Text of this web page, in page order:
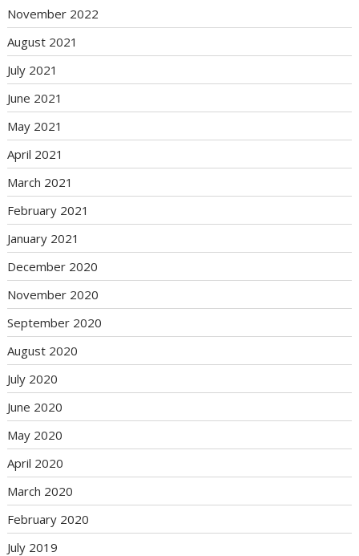
November 2022
August 2021
July 2021
June 2021
May 2021
April 2021
March 2021
February 2021
January 2021
December 2020
November 2020
September 2020
August 2020
July 2020
June 2020
May 2020
April 2020
March 2020
February 2020
July 2019